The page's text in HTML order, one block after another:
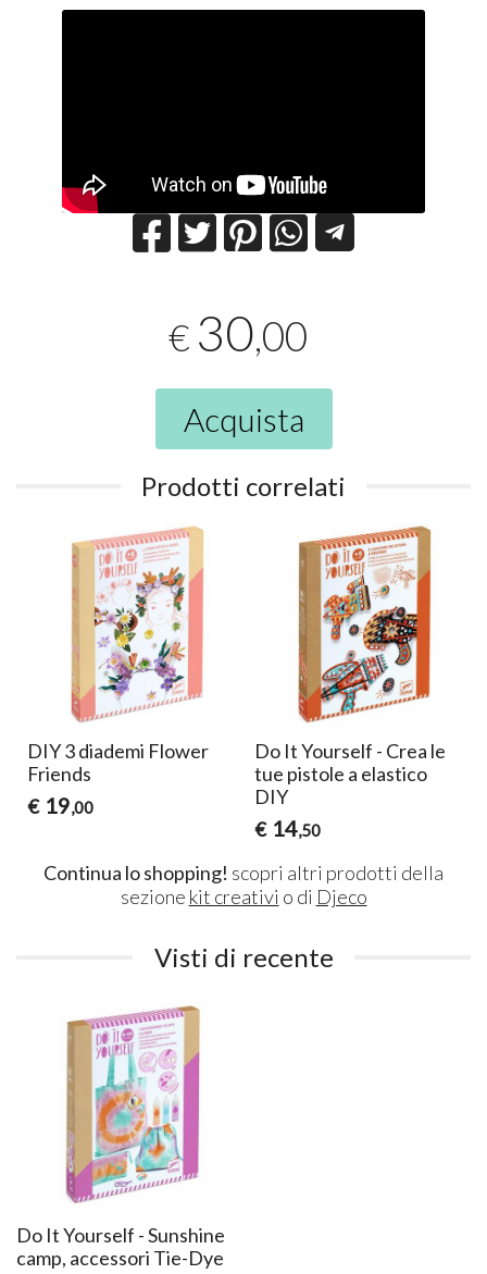
€ 30,00
Acquista
Prodotti correlati
DIY 3 diademi Flower
Friends
€ 19,00
Do It Yourself - Crea le
tue pistole a elastico
DIY
€ 14,50
Continua lo shopping! scopri altri prodotti della
sezione kit creativi o di Djeco
Visti di recente
Do It Yourself - Sunshine
camp, accessori Tie-Dye